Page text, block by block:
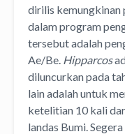
dirilis kemungkinan
dalam program
tersebut adalah
Ae/Be. Hipparcos
diluncurkan pada
lain adalah untuk
ketelitian 10 kali
landas Bumi.